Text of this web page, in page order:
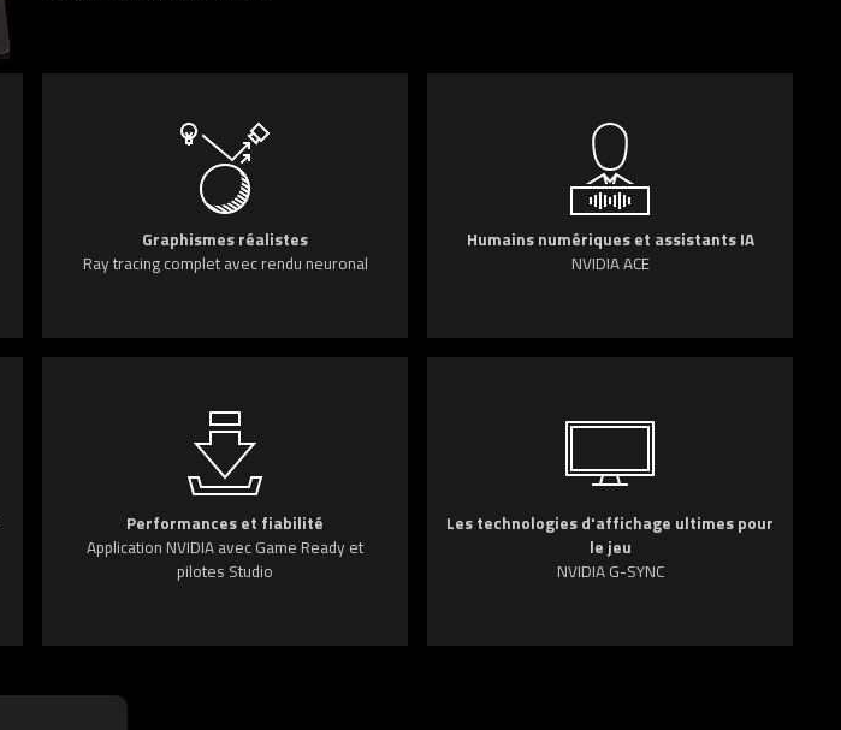
Graphismes réalistes
Ray tracing complet avec rendu neuronal
Humains numériques et assistants IA
NVIDIA ACE
Performances et fiabilité
Application NVIDIA avec Game Ready et
pilotes Studio
Les technologies d'affichage ultimes pour
le jeu
NVIDIA G-SYNC